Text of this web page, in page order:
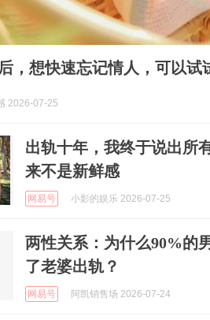
，想快速忘记情人，可以试
2026-07-25
出轨十年，我终于说出所
来不是新鲜感
网易号 小影的娱乐 2026-07-25
两性关系：为什么90%的
了老婆出轨？
网易号 阿凯销售场 2026-07-24